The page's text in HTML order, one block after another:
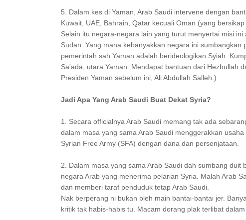
5. Dalam kes di Yaman, Arab Saudi intervene dengan
Kuwait, UAE, Bahrain, Qatar kecuali Oman (yang
Selain itu negara-negara lain yang turut menyertai misi
Sudan. Yang mana kebanyakkan negara ini
pemerintah sah Yaman adalah berideologikan Syiah.
Sa'ada, utara Yaman. Mendapat bantuan dari Hezbullah
Presiden Yaman sebelum ini, Ali Abdullah Salleh.)
Jadi Apa Yang Arab Saudi Buat Dekat Syria?
1. Secara officialnya Arab Saudi memang tak ada
dalam masa yang sama Arab Saudi menggerakkan
Syrian Free Army (SFA) dengan dana dan persenjataan.
2. Dalam masa yang sama Arab Saudi dah sumbang
negara Arab yang menerima pelarian Syria. Malah Arab
dan memberi taraf penduduk tetap Arab Saudi.
Nak berperang ni bukan bleh main bantai-bantai jer.
kritik tak habis-habis tu. Macam dorang plak terlibat dalam